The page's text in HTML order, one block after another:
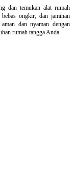
dan temukan alat rumah
ongkir, dan jaminan
dan nyaman dengan
rumah tangga Anda.